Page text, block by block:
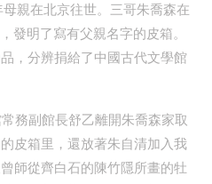
親在北京往世。三哥朱喬森在
發明了寫有父親名字的皮箱。
，分辨捐給了中國古代文學館
務副館長舒乙離開朱喬森家取
皮箱里，還放著朱自清加入我
師從齊白石的陳竹隱所畫的牡